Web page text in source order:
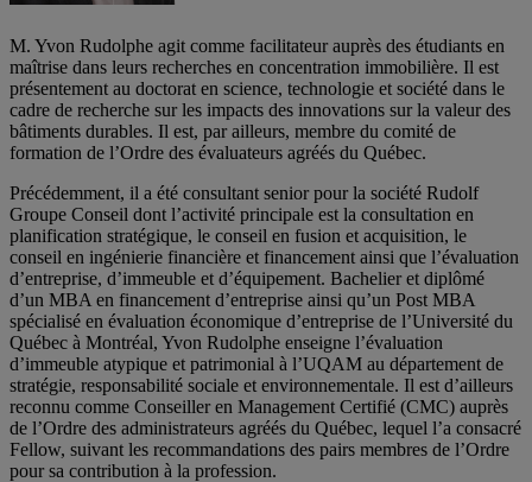
M. Yvon Rudolphe agit comme facilitateur auprès des étudiants en
maîtrise dans leurs recherches en concentration immobilière. Il est
présentement au doctorat en science, technologie et société dans le
cadre de recherche sur les impacts des innovations sur la valeur des
bâtiments durables. Il est, par ailleurs, membre du comité de
formation de l’Ordre des évaluateurs agréés du Québec.
Précédemment, il a été consultant senior pour la société Rudolf
Groupe Conseil dont l’activité principale est la consultation en
planification stratégique, le conseil en fusion et acquisition, le
conseil en ingénierie financière et financement ainsi que l’évaluation
d’entreprise, d’immeuble et d’équipement. Bachelier et diplômé
d’un MBA en financement d’entreprise ainsi qu’un Post MBA
spécialisé en évaluation économique d’entreprise de l’Université du
Québec à Montréal, Yvon Rudolphe enseigne l’évaluation
d’immeuble atypique et patrimonial à l’UQAM au département de
stratégie, responsabilité sociale et environnementale. Il est d’ailleurs
reconnu comme Conseiller en Management Certifié (CMC) auprès
de l’Ordre des administrateurs agréés du Québec, lequel l’a consacré
Fellow, suivant les recommandations des pairs membres de l’Ordre
pour sa contribution à la profession.